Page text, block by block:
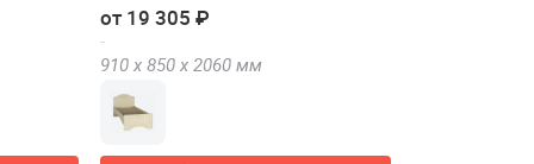
от 19 305 ₽
910 х 850 х 2060 мм